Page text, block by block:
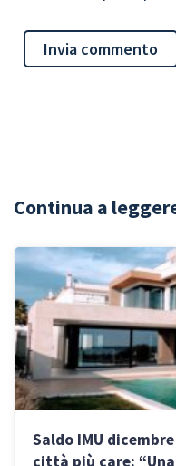
Continua a
Saldo IMU
città più care: